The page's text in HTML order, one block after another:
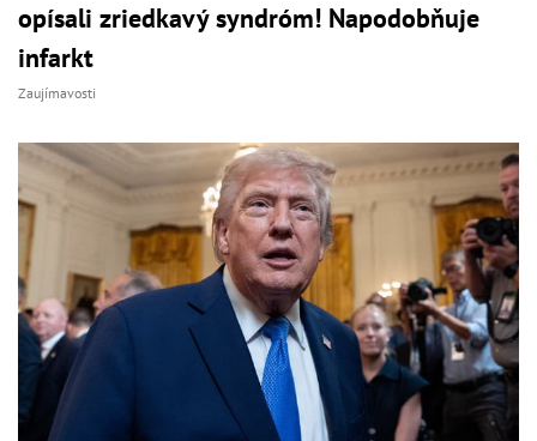
opísali zriedkavý syndróm! Napodobňuje
infarkt
Zaujímavosti